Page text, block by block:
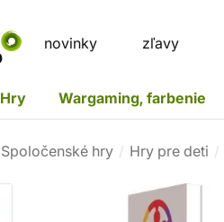
novinky zľavy
Hry Wargaming, farbenie
Spoločenské hry Hry pre deti